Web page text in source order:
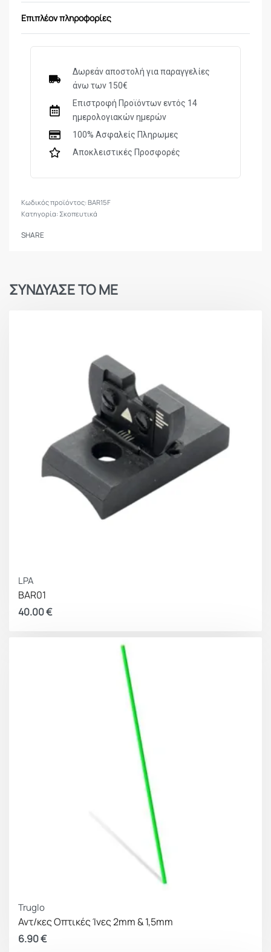
Επιπλέον πληροφορίες
Δωρεάν αποστολή για παραγγελίες
άνω των 150€
Επιστροφή Προϊόντων εντός 14
ημερολογιακών ημερών
100% Ασφαλείς Πληρωμες
Αποκλειστικές Προσφορές
BAR15F
Κατηγορία:Σκοπευτικά
SHARE
ΣΥΝΔΥΑΣΕ ΤΟ ΜΕ
LPA
BAR01
40.00€
Truglo
Αντ/κες Οπτικές Ίνες 2mm & 1,5mm
6.90€